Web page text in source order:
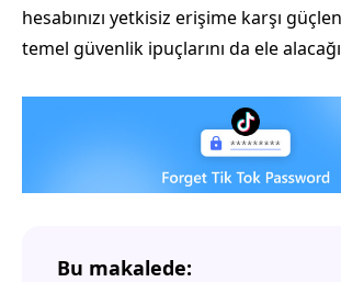
hesabınızı yetkisiz erişime karşı
temel güvenlik ipuçlarını da ele
Bu makalede: